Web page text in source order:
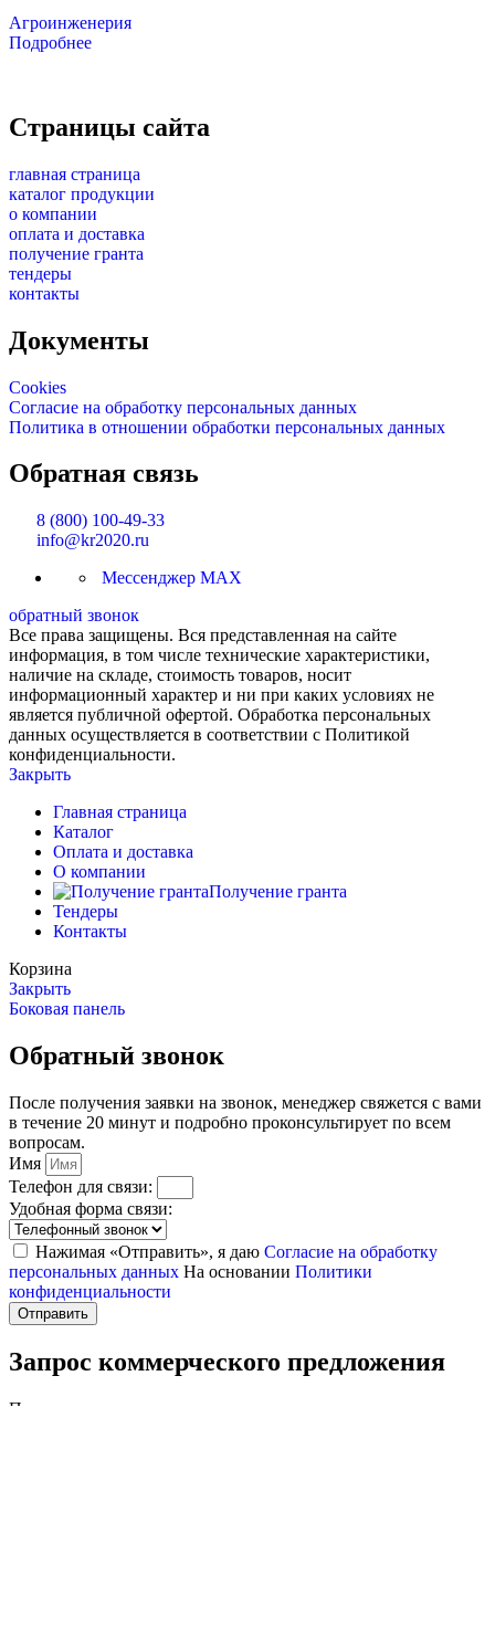
Агроинженерия
Подробнее
Страницы сайта
главная страница
каталог продукции
о компании
оплата и доставка
получение гранта
тендеры
контакты
Документы
Cookies
Согласие на обработку персональных данных
Политика в отношении обработки персональных данных
Обратная связь
8 (800) 100-49-33
info@kr2020.ru
Мессенджер MAX
обратный звонок
Все права защищены. Вся представленная на сайте
информация, в том числе технические характеристики,
наличие на складе, стоимость товаров, носит
информационный характер и ни при каких условиях не
является публичной офертой. Обработка персональных
данных осуществляется в соответствии с Политикой
конфиденциальности.
Закрыть
Главная страница
Каталог
Оплата и доставка
О компании
Получение гранта
Тендеры
Контакты
Корзина
Закрыть
Боковая панель
Обратный звонок
После получения заявки на звонок, менеджер свяжется с вами
в течение 20 минут и подробно проконсультирует по всем
вопросам.
Имя
Телефон для связи:
Удобная форма связи:
Нажимая «Отправить», я даю Согласие на обработку
персональных данных На основании Политики
конфиденциальности
Отправить
Запрос коммерческого предложения
После получения заявки, менеджер свяжется с вами в течение